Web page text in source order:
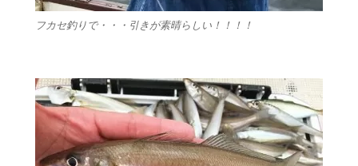
フカセ釣りで・・・引きが素晴らしい！！！！